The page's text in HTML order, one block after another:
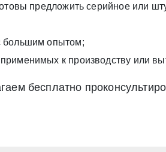
предложить серийное или
большим опытом;
к производству или
бесплатно